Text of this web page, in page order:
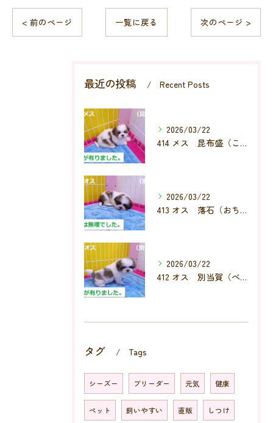
< 前のページ 一覧に戻る 次のページ >
最近の投稿 Recent Posts
2026/03/22
414 メス 昆布盛（こんぶもり）
2026/03/22
413 オス 落石（おちいし）
2026/03/22
412 オス 別当賀（べっとが）
タグ Tags
シーズー ブリーダー 元気 健康
ペット 飼いやすい 直販 しつけ